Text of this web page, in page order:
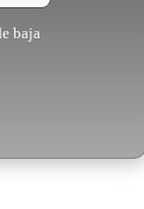
baja